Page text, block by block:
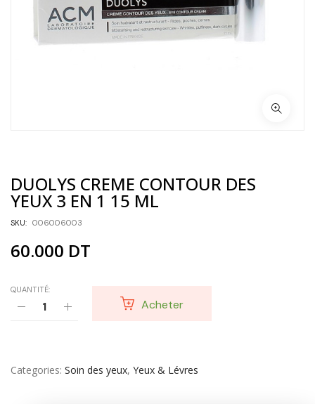
DUOLYS CREME CONTOUR DES
YEUX 3 EN 1 15 ML
SKU: 006006003
60.000 DT
QUANTITÉ:
Acheter
Categories Soin des yeux, Yeux & Lévres